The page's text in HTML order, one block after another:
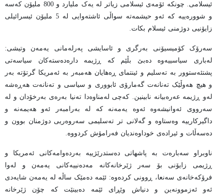
ئیسلامی. چونکە ئۆمەی ئیسلامی زیاتر لە یەک ملیارد و 800 ملیۆن کەسە
و شوورەییە کە ئەو حیشمەتە سواڵی ئاشتەوایی لە 5 ملیۆن ئیسرائیلی
زایۆنیی دوژمنی ئیسلام بکات.
سەرۆک کۆمیسیۆنی بەرگری و ئاسایشی پەرلەمانی یەمەن وتیشی:
لەباری سیاسییەوە دەبێ بڵێم کە ڕژیمە دارەدەستەکان سیاسەتی
پشتئەستوور بە تەسلیم و ئینتمای ڕەهایان هەمبەر بە ئەمریکا گرتۆتە بەر
و هیچ هەوڵێک تەنانەت گەمارۆی ئابووری و سیاسی و تەنانەت هەڕەشە
لەو ڕژیمە عەرەبیانە نابینین. کەچی لەمناوەدا تەنیا بەرەی بەرخۆدان و لە
سەرووی ئەوانیشەوە ئەوە یەمەنە کە لە بەرامبەر ئەو هەیمەنە و
داگیرکارییە وەستاوە و گەلانی تر تەسلیمی سەروەریی دوژمنان بوون و
دەسەڵات و ئیرادەی خوداوەندیان فەرامۆش کردووە.
ناوبراو سەبارەت بە پاشهاتی دەستدرێژییە بەردەوامەکانی ئەمریکا و
ڕژیمی زایۆنی بۆ سەر ژێرخانەکانە مەدەنییەکانی یەمەن و لەوا
فرۆکەخانەی سەنعا، ڕوونی کردەوە: ئێمە دەمێک ساڵە لە یەمەن شایەدی
ئەو ئەزموونەین و دنیاش وێڕای ئێمە دەبینێت کە چۆن ژێرخانە